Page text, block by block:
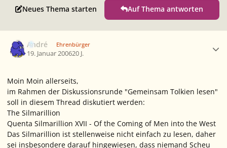
Neues Thema starten Auf Thema antworten
André Ehrenbürger
19. Januar 200620 J.
Moin Moin allerseits,
im Rahmen der Diskussionsrunde "Gemeinsam Tolkien lesen"
soll in diesem Thread diskutiert werden:
The Silmarillion
Quenta Silmarillion XVII - Of the Coming of Men into the West
Das Silmarillion ist stellenweise nicht einfach zu lesen, daher
sei insbesondere darauf hingewiesen, dass niemand Scheu